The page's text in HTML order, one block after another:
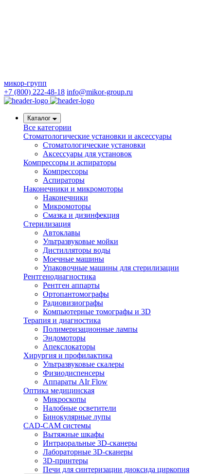
микор-групп
+7 (800) 222-48-18 info@mikor-group.ru
Каталог
Все категории
Стоматологические установки и аксессуары
Стоматологические установки
Аксессуары для установок
Компрессоры и аспираторы
Компрессоры
Аспираторы
Наконечники и микромоторы
Наконечники
Микромоторы
Смазка и дизинфекция
Стерилизация
Автоклавы
Ультразвуковые мойки
Дистилляторы воды
Моечные машины
Упаковочные машины для стерилизации
Рентгенодиагностика
Рентген аппарты
Ортопантомографы
Радиовизиографы
Компьютерные томографы и 3D
Терапия и диагностика
Полимеризационные лампы
Эндомоторы
Апекслокаторы
Хирургия и профилактика
Ультразвуковые скалеры
Физиодиспенсеры
Аппараты AIr Flow
Оптика медицинская
Микроскопы
Налобные осветители
Бинокулярные лупы
CAD-CAM системы
Вытяжные шкафы
Интраоральные 3D-сканеры
Лабораторные 3D-сканеры
3D-принтеры
Печи для синтеризации диоксида циркопия